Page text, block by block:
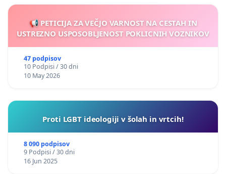
📢 PETICIJA ZA VEČJO VARNOST NA CESTAH IN
USTREZNO USPOSOBLJENOST POKLICNIH VOZNIKOV
47 podpisov
10 Podpisi / 30 dni
10 May 2026
Proti LGBT ideologiji v šolah in vrtcih!
8 090 podpisov
9 Podpisi / 30 dni
16 Jun 2025